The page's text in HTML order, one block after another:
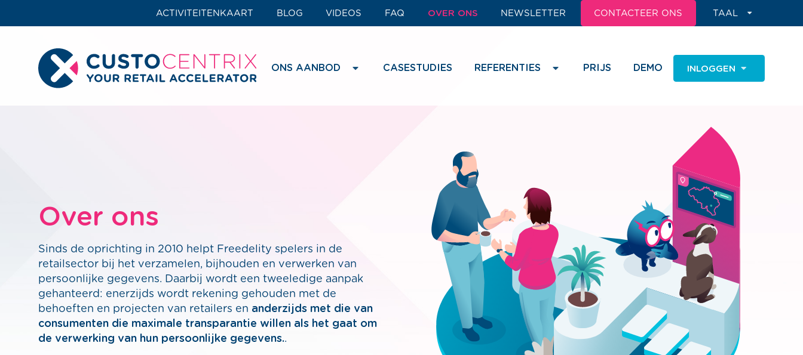
ACTIVITEITENKAART BLOG VIDEOS FAQ OVER ONS NEWSLETTER CONTACTEER ONS TAAL
ONS AANBOD CASESTUDIES REFERENTIES PRIJS DEMO INLOGGEN
Over ons
Sinds de oprichting in 2010 helpt Freedelity spelers in de
retailsector bij het verzamelen, bijhouden en verwerken van
persoonlijke gegevens. Daarbij wordt een tweeledige aanpak
gehanteerd: enerzijds wordt rekening gehouden met de
behoeften en projecten van retailers en anderzijds met die van
consumenten die maximale transparantie willen als het gaat om
de verwerking van hun persoonlijke gegevens..